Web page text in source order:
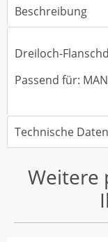
Beschreibung
Dreiloch-
Passend für:
Technische Daten
Weitere